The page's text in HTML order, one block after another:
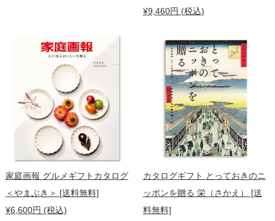
¥9,460円 (税込)
家庭画報 グルメギフトカタログ
＜やまぶき＞ [送料無料]
¥6,600円 (税込)
カタログギフト とっておきのニ
ッポンを贈る 栄（さかえ） [送
料無料]